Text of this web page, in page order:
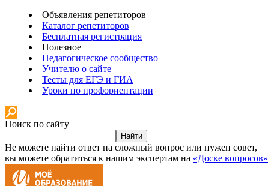
Объявления репетиторов
Каталог репетиторов
Бесплатная регистрация
Полезное
Педагогическое сообщество
Учителю о сайте
Тесты для ЕГЭ и ГИА
Уроки по профориентации
Поиск по сайту
Найти
Не можете найти ответ на сложный вопрос или нужен совет,
вы можете обратиться к нашим экспертам на «Доске вопросов»